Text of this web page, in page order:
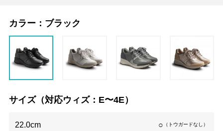
カラー： ブラック
サイズ（対応ウィズ：E〜4E）
22.0cm （トウガードなし）
○